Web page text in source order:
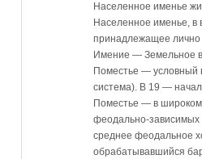
Населенное именье
Населенное именье, в
принадлежащее
Имение — Земельное
Поместье — условный
система). В 19 —
Поместье — в широком
феодально-зависимых
среднее феодальное
обрабатывавшийся